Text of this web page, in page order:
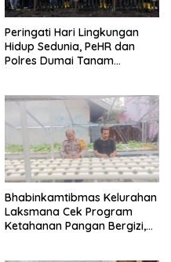
Peringati Hari Lingkungan
Hidup Sedunia, PeHR dan
Polres Dumai Tanam
Bhabinkamtibmas Kelurahan
Laksmana Cek Program
Ketahanan Pangan Bergizi,